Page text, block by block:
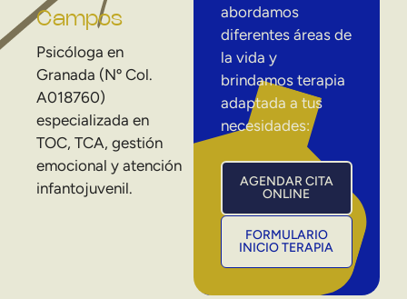
Campos
Psicóloga en
Granada (Nº Col.
A018760)
especializada en
TOC, TCA, gestión
emocional y atención
infantojuvenil.
abordamos
diferentes áreas de
la vida y
brindamos terapia
adaptada a tus
necesidades:
AGENDAR CITA
ONLINE
FORMULARIO
INICIO TERAPIA